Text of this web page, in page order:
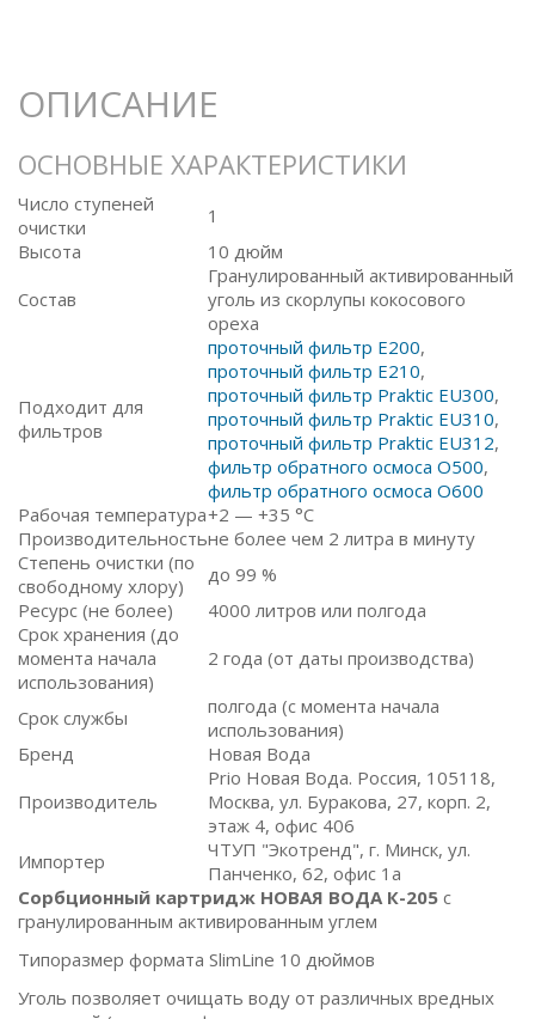
ОПИСАНИЕ
ОСНОВНЫЕ ХАРАКТЕРИСТИКИ
Число ступеней
очистки
1
Высота
10 дюйм
Состав
Гранулированный активированный
уголь из скорлупы кокосового
ореха
Подходит для
фильтров
проточный фильтр E200,
проточный фильтр E210,
проточный фильтр Praktic EU300,
проточный фильтр Praktic EU310,
проточный фильтр Praktic EU312,
фильтр обратного осмоса O500,
фильтр обратного осмоса O600
Рабочая температура+2 — +35 °C
Производительностьне более чем 2 литра в минуту
Степень очистки (по
свободному хлору)
до 99 %
Ресурс (не более)
4000 литров или полгода
Срок хранения (до
момента начала
использования)
2 года (от даты производства)
Срок службы
полгода (с момента начала
использования)
Бренд
Новая Вода
Производитель
Prio Новая Вода. Россия, 105118,
Москва, ул. Буракова, 27, корп. 2,
этаж 4, офис 406
Импортер
ЧТУП "Экотренд", г. Минск, ул.
Панченко, 62, офис 1а
Сорбционный картридж НОВАЯ ВОДА К-205 с
гранулированным активированным углем
Типоразмер формата SlimLine 10 дюймов
Уголь позволяет очищать воду от различных вредных